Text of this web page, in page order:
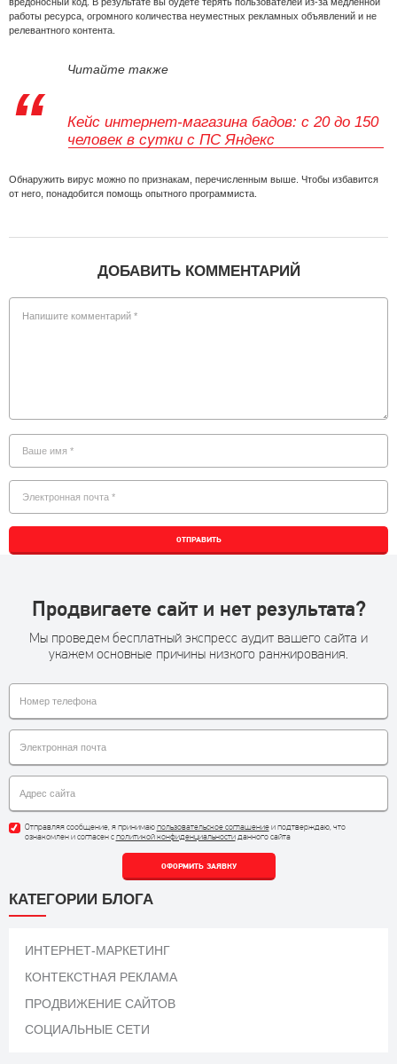
работы ресурса, огромного количества неуместных рекламных объявлений и не
релевантного контента.
Читайте также
Кейс интернет-магазина бадов: с 20 до 150
человек в сутки с ПС Яндекс
Обнаружить вирус можно по признакам, перечисленным выше. Чтобы избавится
от него, понадобится помощь опытного программиста.
ДОБАВИТЬ КОММЕНТАРИЙ
ОТПРАВИТЬ
КАТЕГОРИИ БЛОГА
ИНТЕРНЕТ-МАРКЕТИНГ
КОНТЕКСТНАЯ РЕКЛАМА
ПРОДВИЖЕНИЕ САЙТОВ
СОЦИАЛЬНЫЕ СЕТИ
Продвигаете сайт и нет результата?
Мы проведем бесплатный экспресс аудит вашего сайта и
укажем основные причины низкого ранжирования.
Отправляя сообщение, я принимаюпользовательское соглашениеи подтверждаю, что
ознакомлен и согласен сполитикой конфиденциальностиданного сайта
ОФОРМИТЬ ЗАЯВКУ